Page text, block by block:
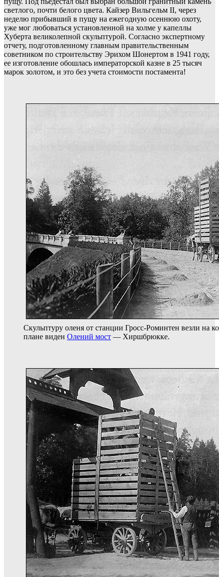
светлого, почти белого цвета. Кайзер Вильгельм II, через
неделю прибывший в пущу на ежегодную осеннюю охоту,
уже мог любоваться установленной на холме у капеллы
Хуберта великолепной скульптурой. Согласно экспертному
отчету, подготовленному главным правительственным
советником по строительству Эрихом Шонертом в 1941 году,
ее изготовление обошлась императорской казне в 25 тысяч
марок золотом, и это без учета стоимости постамента!
Скульптуру оленя от станции Гросс-Роминтен везли на
плане виден Олений мост — Хиршбрюкке.